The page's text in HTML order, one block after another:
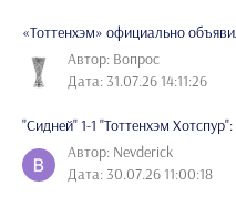
«Тоттенхэм» официально
Автор: Вопрос
Дата: 31.07.26 14:11:26
"Сидней" 1-1 "Тоттенхэм
Автор: Nevderick
Дата: 30.07.26 11:00:18